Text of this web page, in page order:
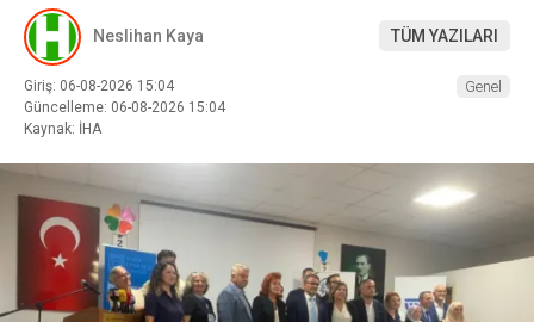
Neslihan Kaya TÜM YAZILARI
Giriş: 06-08-2026 15:04
Güncelleme: 06-08-2026 15:04
Kaynak: İHA
Genel